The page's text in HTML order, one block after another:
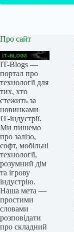
Про сайт
IT-Blogs —
портал про
технології для
тих, хто
стежить за
новинками
ІТ-індустрії.
Ми пишемо
про залізо,
софт, мобільні
технології,
розумний дім
та ігрову
індустрію.
Наша мета —
простими
словами
розповідати
про складний